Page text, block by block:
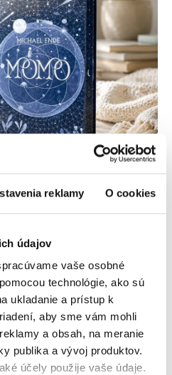
reklamy O cookies
údajov
vaše osobné
technológie, ako sú
ukladanie a prístup k
aby sme vám mohli
a obsah, na meranie
publika a vývoj produktov.
účely použije vaše údaje.
Ikar
film Nekonečný príbeh.
Falko...autor príbehu
aj ďalšie kultové dielo,
obálkou a oriezkou.
kladie veľmi závažnú
každý deň ukradol pár
by ste si to v tej chvíli
vám začali chýbať, tvrdí